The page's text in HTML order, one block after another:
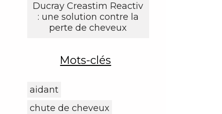
Ducray Creastim Reactiv
: une solution contre la
perte de cheveux
Mots-clés
aidant
chute de cheveux